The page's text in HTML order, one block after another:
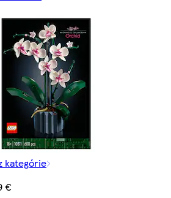
kategórie
€